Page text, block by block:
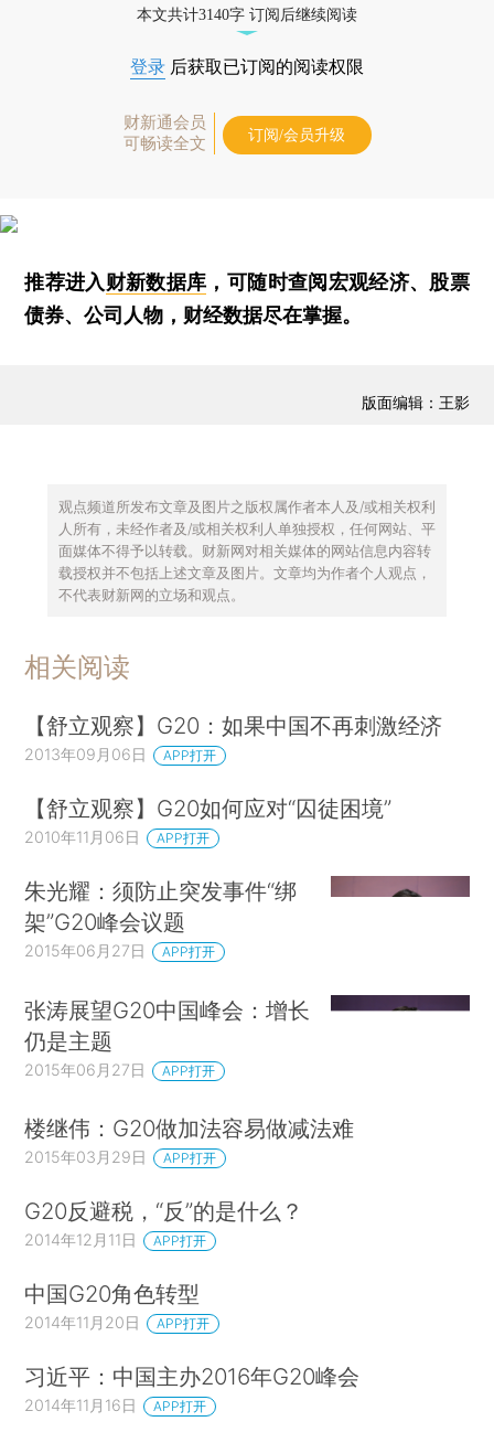
本文共计3140字 订阅后继续阅读
登录 后获取已订阅的阅读权限
财新通会员
可畅读全文
订阅/会员升级
推荐进入财新数据库 ，可随时查阅宏观经济、股票
债券、公司人物，财经数据尽在掌握。
版面编辑：王影
观点频道所发布文章及图片之版权属作者本人及/或相关权利
人所有，未经作者及/或相关权利人单独授权，任何网站、平
面媒体不得予以转载。财新网对相关媒体的网站信息内容转
载授权并不包括上述文章及图片。文章均为作者个人观点，
不代表财新网的立场和观点。
相关阅读
【舒立观察】G20：如果中国不再刺激经济
2013年09月06日 APP打开
【舒立观察】G20如何应对“囚徒困境”
2010年11月06日 APP打开
朱光耀：须防止突发事件“绑
架”G20峰会议题
2015年06月27日 APP打开
张涛展望G20中国峰会：增长
仍是主题
2015年06月27日 APP打开
楼继伟：G20做加法容易做减法难
2015年03月29日 APP打开
G20反避税，“反”的是什么？
2014年12月11日 APP打开
中国G20角色转型
2014年11月20日 APP打开
习近平：中国主办2016年G20峰会
2014年11月16日 APP打开